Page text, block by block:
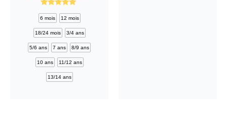
Note
4.83
sur 5
6 mois 12 mois
18/24 mois 3/4 ans
5/6 ans 7 ans 8/9 ans
10 ans 11/12 ans
13/14 ans